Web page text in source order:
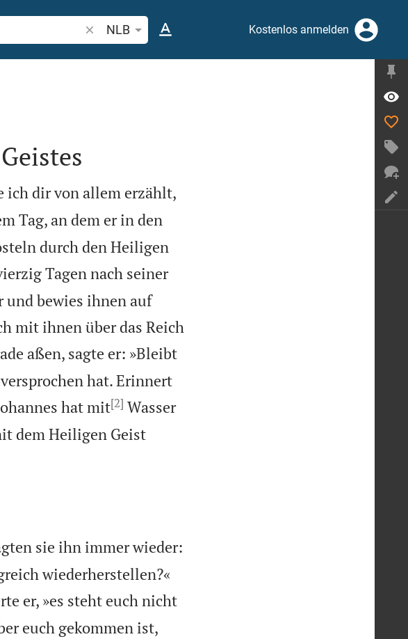
Bibelstelle oder Begriff suchen
NLB Kostenlos anmelden
ich dir von allem erzählt,
Tag, an dem er in den
durch den Heiligen
Tagen nach seiner
und bewies ihnen auf
mit ihnen über das Reich
aßen, sagte er: »Bleibt
hat. Erinnert
hat mit[2] Wasser
dem Heiligen Geist
sie ihn immer wieder:
wiederherstellen?«
er, »es steht euch nicht
euch gekommen ist,